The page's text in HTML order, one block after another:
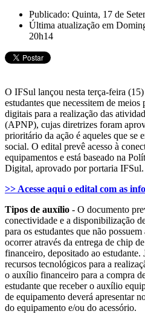
Publicado: Quinta, 17 de
Última atualização em
20h14
O IFSul lançou nesta terça-feira
estudantes que necessitem de meios
digitais para a realização das
(APNP), cujas diretrizes foram
prioritário da ação é aqueles que se
social. O edital prevê acesso à
equipamentos e está baseado na
Digital, aprovado por portaria IFSul.
>> Acesse aqui o edital com as
Tipos de auxílio - O documento
conectividade e a disponibilização
para os estudantes que não
ocorrer através da entrega de chip
financeiro, depositado ao estudante.
recursos tecnológicos para a
o auxílio financeiro para a compra
estudante que receber o auxílio
de equipamento deverá apresentar
do equipamento e/ou do acessório.